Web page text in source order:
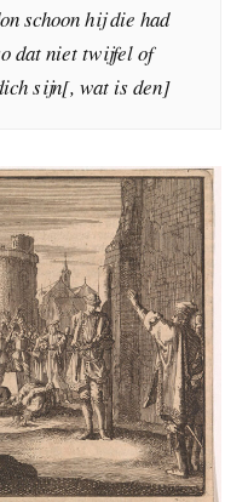
schoon hij die had
dat niet twijfel of
sijn[, wat is den]